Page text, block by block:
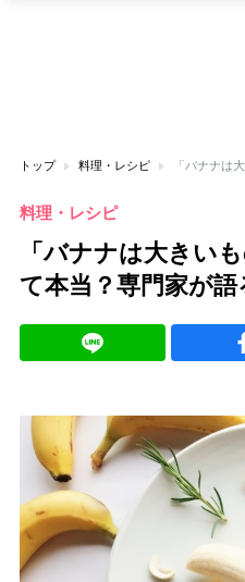
トップ 料理・レシピ
料理・レシピ
「バナナは大きい
て本当？専門家が